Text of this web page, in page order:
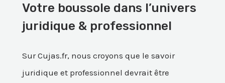
Votre boussole dans l’univers
juridique & professionnel
Sur Cujas.fr, nous croyons que le savoir
juridique et professionnel devrait être